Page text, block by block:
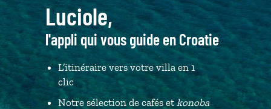
Luciole,
l'appli qui vous guide en Croatie
L’itinéraire vers votre villa en 1
clic
Notre sélection de cafés et konoba